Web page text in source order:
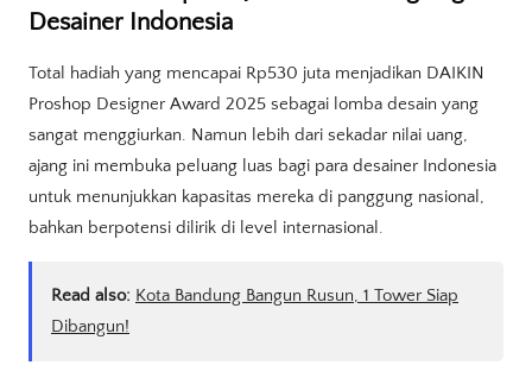
Desainer Indonesia
Total hadiah yang mencapai Rp530 juta menjadikan DAIKIN
Proshop Designer Award 2025 sebagai lomba desain yang
sangat menggiurkan. Namun lebih dari sekadar nilai uang,
ajang ini membuka peluang luas bagi para desainer Indonesia
untuk menunjukkan kapasitas mereka di panggung nasional,
bahkan berpotensi dilirik di level internasional.
Read also: Kota Bandung Bangun Rusun, 1 Tower Siap
Dibangun!